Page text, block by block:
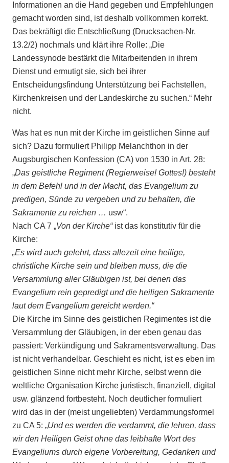
Informationen an die Hand gegeben und Empfehlungen
gemacht worden sind, ist deshalb vollkommen korrekt.
Das bekräftigt die Entschließung (Drucksachen-Nr.
13.2/2) nochmals und klärt ihre Rolle: „Die
Landessynode bestärkt die Mitarbeitenden in ihrem
Dienst und ermutigt sie, sich bei ihrer
Entscheidungsfindung Unterstützung bei Fachstellen,
Kirchenkreisen und der Landeskirche zu suchen.“ Mehr
nicht.
Was hat es nun mit der Kirche im geistlichen Sinne auf
sich? Dazu formuliert Philipp Melanchthon in der
Augsburgischen Konfession (CA) von 1530 in Art. 28:
„Das geistliche Regiment (Regierweise! Gottes!) besteht
in dem Befehl und in der Macht, das Evangelium zu
predigen, Sünde zu vergeben und zu behalten, die
Sakramente zu reichen … usw“.
Nach CA 7 „Von der Kirche“ ist das konstitutiv für die
Kirche:
„Es wird auch gelehrt, dass allezeit eine heilige,
christliche Kirche sein und bleiben muss, die die
Versammlung aller Gläubigen ist, bei denen das
Evangelium rein gepredigt und die heiligen Sakramente
laut dem Evangelium gereicht werden.“
Die Kirche im Sinne des geistlichen Regimentes ist die
Versammlung der Gläubigen, in der eben genau das
passiert: Verkündigung und Sakramentsverwaltung. Das
ist nicht verhandelbar. Geschieht es nicht, ist es eben im
geistlichen Sinne nicht mehr Kirche, selbst wenn die
weltliche Organisation Kirche juristisch, finanziell, digital
usw. glänzend fortbesteht. Noch deutlicher formuliert
wird das in der (meist ungeliebten) Verdammungsformel
zu CA 5: „Und es werden die verdammt, die lehren, dass
wir den Heiligen Geist ohne das leibhafte Wort des
Evangeliums durch eigene Vorbereitung, Gedanken und